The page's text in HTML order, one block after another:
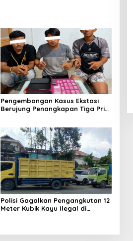
Pengembangan Kasus Ekstasi
Berujung Penangkapan Tiga Pria
Polisi Gagalkan Pengangkutan 12
Meter Kubik Kayu Ilegal di